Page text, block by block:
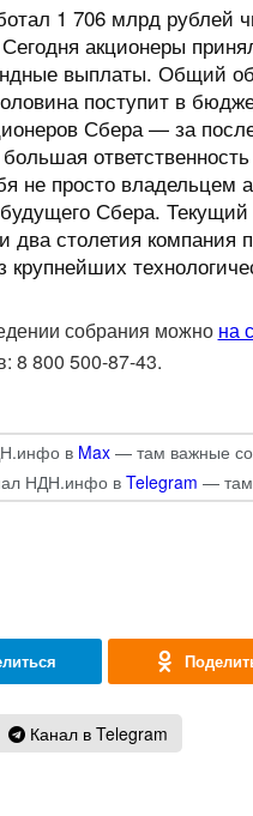
1 706 млрд рублей
акционеры
выплаты. Общий
поступит в
Сбера — за
не просто владельцем
Сбера.
столетия компания
крупнейших
собрания можно на
8 800 500-87-43.
в Max — там важные
НДН.инфо в Telegram — там
Канал в Telegram